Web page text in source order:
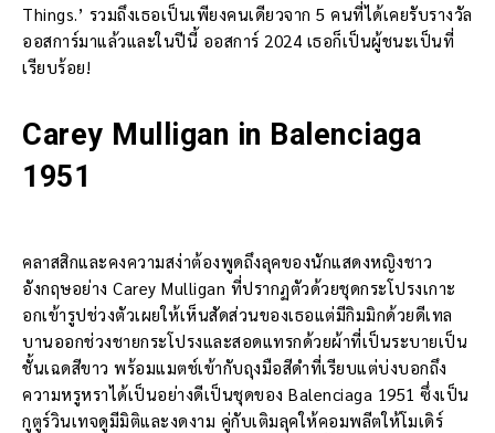
Things.’ รวมถึงเธอเป็นเพียงคนเดียวจาก 5 คนที่ได้เคยรับรางวัล
ออสการ์มาแล้วและในปีนี้ ออสการ์ 2024 เธอก็เป็นผู้ชนะเป็นที่
เรียบร้อย!
Carey Mulligan in Balenciaga
1951
คลาสสิกและคงความสง่าต้องพูดถึงลุคของนักแสดงหญิงชาว
อังกฤษอย่าง Carey Mulligan ที่ปรากฏตัวด้วยชุดกระโปรงเกาะ
อกเข้ารูปช่วงตัวเผยให้เห็นสัดส่วนของเธอแต่มีกิมมิกด้วยดีเทล
บานออกช่วงชายกระโปรงและสอดแทรกด้วยผ้าที่เป็นระบายเป็น
ชั้นเฉดสีขาว พร้อมแมตช์เข้ากับถุงมือสีดำที่เรียบแต่บ่งบอกถึง
ความหรูหราได้เป็นอย่างดีเป็นชุดของ Balenciaga 1951 ซึ่งเป็น
กูตูร์วินเทจดูมีมิติและงดงาม คู่กับเติมลุคให้คอมพลีตให้โมเดิร์